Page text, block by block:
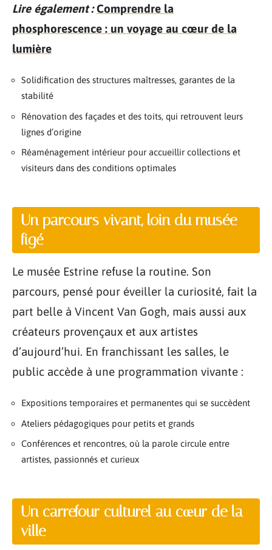
Lire également : Comprendre la
phosphorescence : un voyage au cœur de la
lumière
Solidification des structures maîtresses, garantes de la
stabilité
Rénovation des façades et des toits, qui retrouvent leurs
lignes d’origine
Réaménagement intérieur pour accueillir collections et
visiteurs dans des conditions optimales
Un parcours vivant, loin du musée
figé
Le musée Estrine refuse la routine. Son
parcours, pensé pour éveiller la curiosité, fait la
part belle à Vincent Van Gogh, mais aussi aux
créateurs provençaux et aux artistes
d’aujourd’hui. En franchissant les salles, le
public accède à une programmation vivante :
Expositions temporaires et permanentes qui se succèdent
Ateliers pédagogiques pour petits et grands
Conférences et rencontres, où la parole circule entre
artistes, passionnés et curieux
Un carrefour culturel au cœur de la
ville